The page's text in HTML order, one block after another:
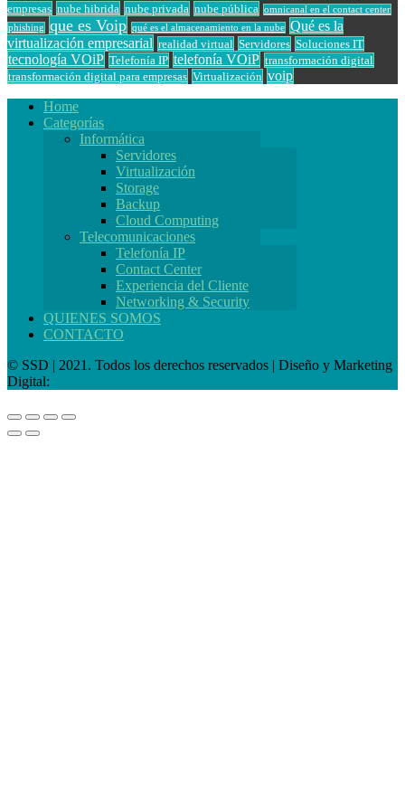
empresas nube hibrida nube privada nube pública
omnicanal en el contact center
phishing
que es Voip qué es el almacenamiento en la nube Qué es la
virtualización empresarial realidad virtual Servidores Soluciones IT
tecnología VOiP Telefonía IP telefonía VOiP transformación digital
transformación digital para empresas Virtualización voip
Home
Categorías
Informática
Servidores
Virtualización
Storage
Backup
Cloud Computing
Telecomunicaciones
Telefonía IP
Contact Center
Experiencia del Cliente
Networking & Security
QUIENES SOMOS
CONTACTO
© SSD | 2021. Todos los derechos reservados | Diseño y Marketing
Digital: